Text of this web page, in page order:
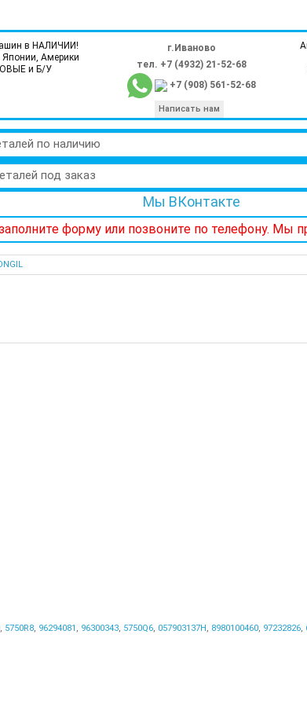
в НАЛИЧИИ!
Америки
и Б/У
г.Иваново
тел. +7 (4932) 21-52-68
+7 (908) 561-52-68
Написать нам
по наличию
под заказ
Мы ВКонтакте
форму или позвоните по телефону. Мы
, 5750R8, 96294081 , 96300343, 5750Q6, 057903137H, 8980100460, 97232826,